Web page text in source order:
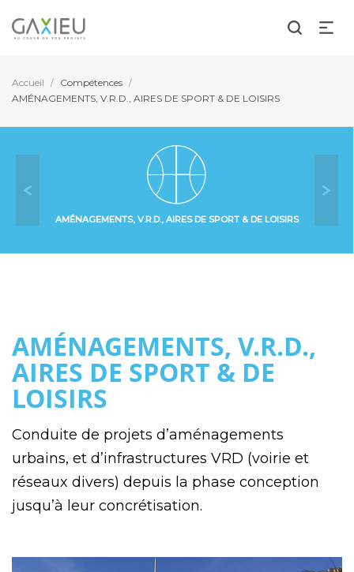
Accueil / Compétences /
AMÉNAGEMENTS, V.R.D., AIRES DE SPORT & DE LOISIRS
Previous
AMÉNAGEMENTS, V.R.D., AIRES DE SPORT & DE LOISIRS
AMÉNAGEMENTS, V.R.D.,
AIRES DE SPORT & DE
LOISIRS
Conduite de projets d’aménagements
urbains, et d’infrastructures VRD (voirie et
réseaux divers) depuis la phase conception
jusqu’à leur concrétisation.